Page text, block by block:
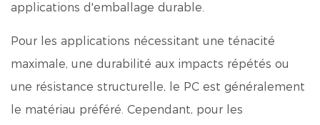
applications d'emballage durable.
Pour les applications nécessitant une ténacité
maximale, une durabilité aux impacts répétés ou
une résistance structurelle, le PC est généralement
le matériau préféré. Cependant, pour les